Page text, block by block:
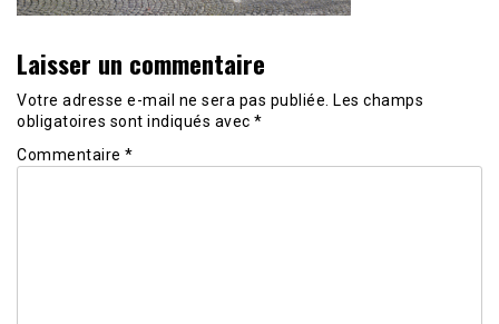
Laisser un commentaire
Votre adresse e-mail ne sera pas publiée.
Les champs
obligatoires sont indiqués avec *
Commentaire *